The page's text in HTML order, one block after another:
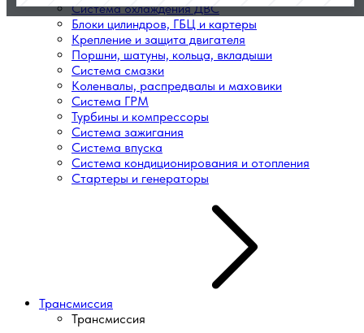
Система охлаждения ДВС
Блоки цилиндров, ГБЦ и картеры
Крепление и защита двигателя
Поршни, шатуны, кольца, вкладыши
Система смазки
Коленвалы, распредвалы и маховики
Система ГРМ
Турбины и компрессоры
Система зажигания
Система впуска
Система кондиционирования и отопления
Стартеры и генераторы
Трансмиссия
Трансмиссия